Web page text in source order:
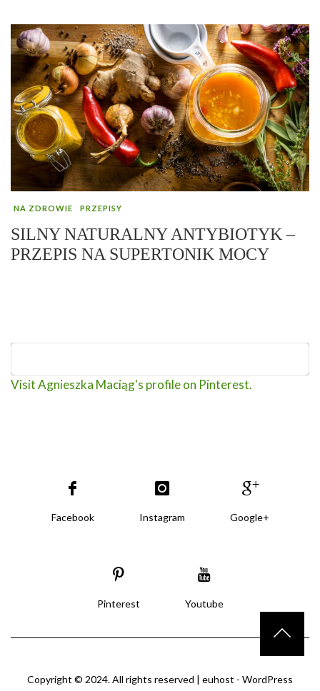
NA ZDROWIE PRZEPISY
SILNY NATURALNY ANTYBIOTYK –
PRZEPIS NA SUPERTONIK MOCY
Visit Agnieszka Maciąg's profile on Pinterest.
Facebook Instagram Google+
Pinterest Youtube
Copyright © 2024. All rights reserved | euhost - WordPress